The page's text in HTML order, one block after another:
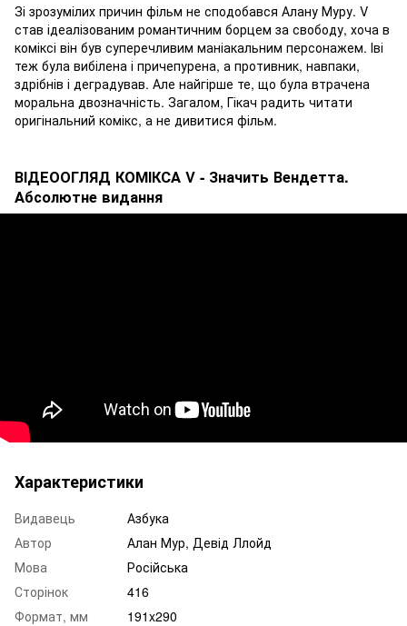
Зі зрозумілих причин фільм не сподобався Алану Муру. V
став ідеалізованим романтичним борцем за свободу, хоча в
коміксі він був суперечливим маніакальним персонажем. Іві
теж була вибілена і причепурена, а противник, навпаки,
здрібнів і деградував. Але найгірше те, що була втрачена
моральна двозначність. Загалом, Гікач радить читати
оригінальний комікс, а не дивитися фільм.
ВІДЕООГЛЯД КОМІКСА V - Значить Вендетта.
Абсолютне видання
Характеристики
Видавець
Азбука
Автор
Алан Мур, Девід Ллойд
Мова
Російська
Сторінок
416
Формат, мм
191x290